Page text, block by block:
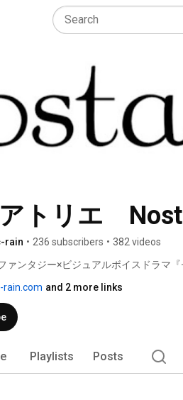
トリエ　
rain • 236 subscribers • 382 videos
ァンタジー×ビジュアルボイスドラマ
rain.com and 2 more links
Playlists Posts